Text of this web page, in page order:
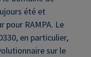
été et
pour RAMPA. Le
en particulier,
sur le